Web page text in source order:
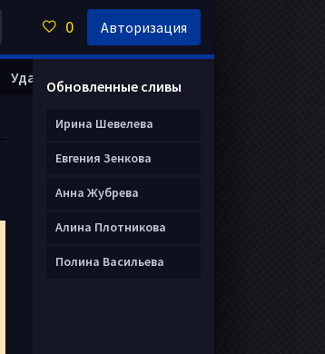
Удалить анкету
Обновленные сливы
Ирина Шевелева
Евгения Зенкова
Анна Жубрева
Алина Плотникова
Полина Васильева
0 Авторизация